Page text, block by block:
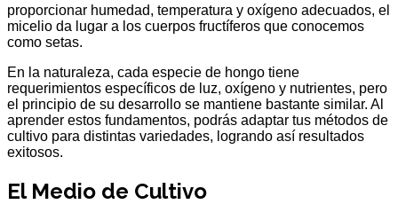
proporcionar humedad, temperatura y oxígeno adecuados, el
micelio da lugar a los cuerpos fructíferos que conocemos
como setas.
En la naturaleza, cada especie de hongo tiene
requerimientos específicos de luz, oxígeno y nutrientes, pero
el principio de su desarrollo se mantiene bastante similar. Al
aprender estos fundamentos, podrás adaptar tus métodos de
cultivo para distintas variedades, logrando así resultados
exitosos.
El Medio de Cultivo